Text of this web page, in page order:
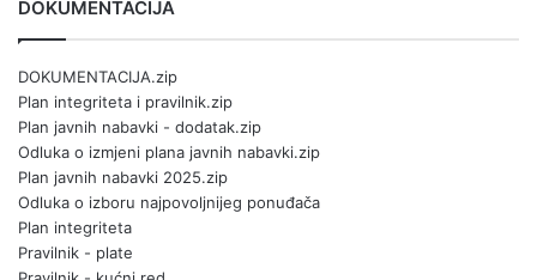
DOKUMENTACIJA
DOKUMENTACIJA.zip
Plan integriteta i pravilnik.zip
Plan javnih nabavki - dodatak.zip
Odluka o izmjeni plana javnih nabavki.zip
Plan javnih nabavki 2025.zip
Odluka o izboru najpovoljnijeg ponuđača
Plan integriteta
Pravilnik - plate